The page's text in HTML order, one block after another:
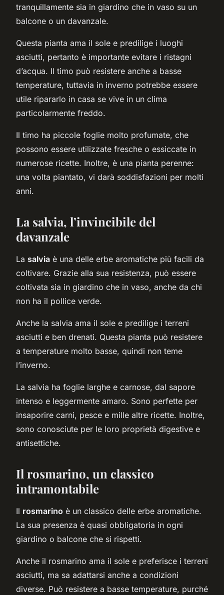
tranquillamente sia in giardino che in vaso su un
balcone o un davanzale.
Questa pianta ama il sole e predilige i luoghi
asciutti, pertanto è importante evitare i ristagni
d’acqua. Il timo può resistere anche a basse
temperature, tuttavia in inverno potrebbe essere
utile ripararlo in casa se vive in un clima
particolarmente freddo.
Il timo ha piccole foglie molto profumate, che
possono essere utilizzate fresche o essiccate in
numerose ricette. Inoltre, è una pianta perenne:
una volta piantato, vi darà soddisfazioni per molti
anni.
La salvia, l’invincibile del
davanzale
La salvia è una delle erbe aromatiche più facili da
coltivare. Grazie alla sua resistenza, può essere
coltivata sia in giardino che in vaso, anche da chi
non ha il pollice verde.
Anche la salvia ama il sole e predilige i terreni
asciutti e ben drenati. Questa pianta può resistere
a temperature molto basse, quindi non teme
l’inverno.
La salvia ha foglie larghe e carnose, dal sapore
intenso e leggermente amaro. Sono perfette per
insaporire carni, pesce e mille altre ricette. Inoltre,
sono conosciute per le loro proprietà digestive e
antisettiche.
Il rosmarino, un classico
intramontabile
Il rosmarino è un classico delle erbe aromatiche.
La sua presenza è quasi obbligatoria in ogni
giardino o balcone che si rispetti.
Anche il rosmarino ama il sole e preferisce i terreni
asciutti, ma sa adattarsi anche a condizioni
diverse. Può resistere a basse temperature, purché